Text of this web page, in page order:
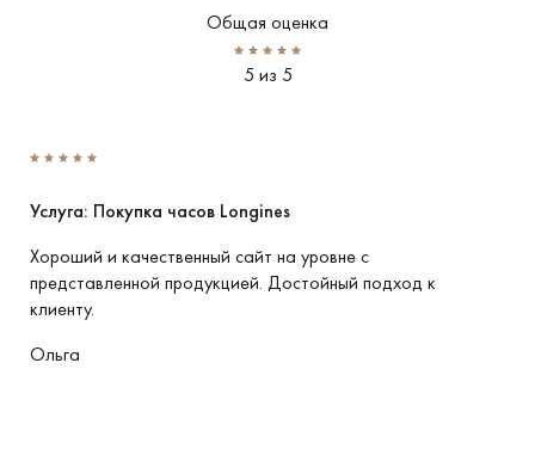
Общая оценка
5 из 5
Услуга: Покупка часов Longines
Хороший и качественный сайт на уровне с
представленной продукцией. Достойный подход к
клиенту.
Ольга